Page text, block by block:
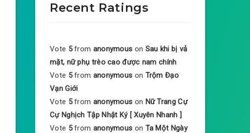
Recent Ratings
Vote 5 from anonymous on Sau khi bị vả
mặt, nữ phụ trèo cao được nam chính
Vote 5 from anonymous on Trộm Đạo
Vạn Giới
Vote 5 from anonymous on Nữ Trang Cự
Cự Nghịch Tập Nhật Ký [ Xuyên Nhanh ]
Vote 5 from anonymous on Ta Một Ngày